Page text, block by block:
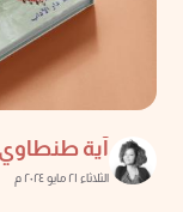
آية طنطاوي
الثلاثاء ٢١ مايو ٢٠٢٤ م